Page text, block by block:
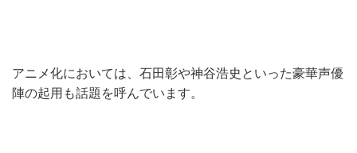
アニメ化においては、石田彰や神谷浩史といった豪華声優
陣の起用も話題を呼んでいます。